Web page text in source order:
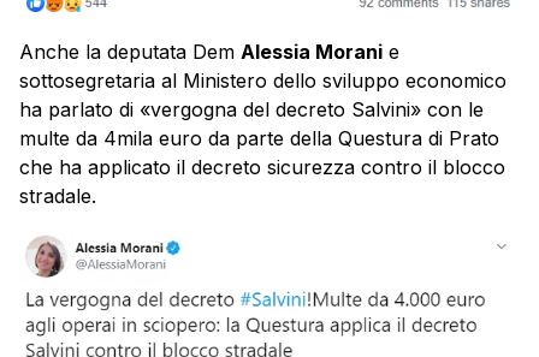
Anche la deputata Dem Alessia Morani e
sottosegretaria al Ministero dello sviluppo economico
ha parlato di «vergogna del decreto Salvini» con le
multe da 4mila euro da parte della Questura di Prato
che ha applicato il decreto sicurezza contro il blocco
stradale.